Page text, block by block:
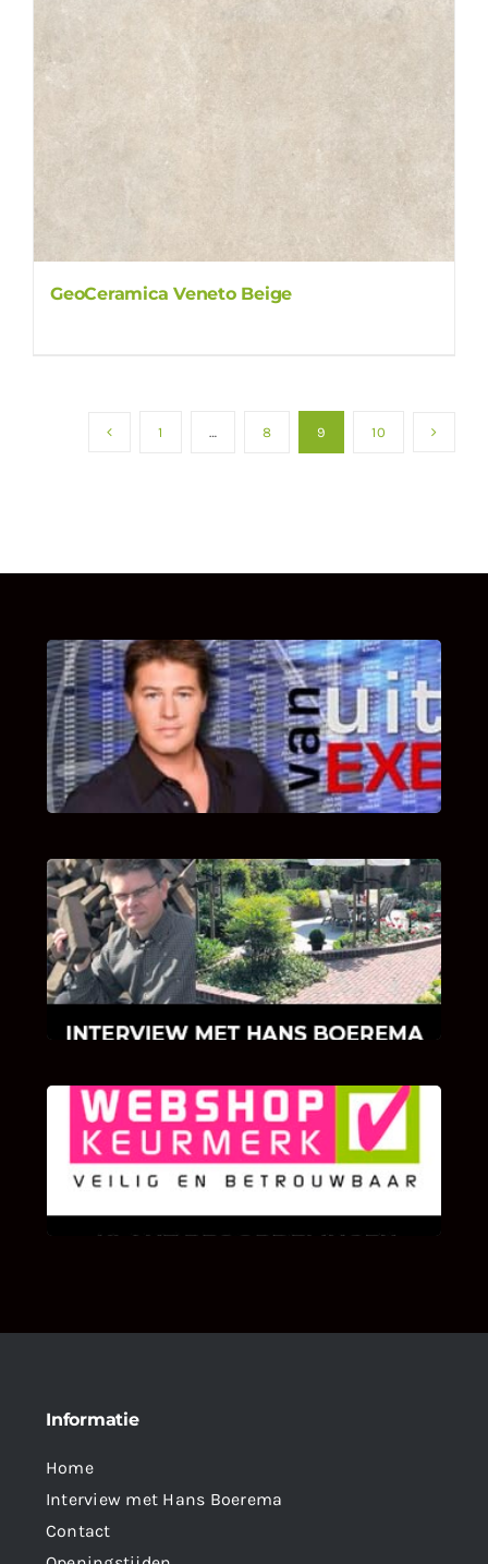
GeoCeramica Veneto Beige
1 … 8 9 10
UITSTEL VAN EXECUTIE
Bekijk hier de fragmenten van de deelname
van Bricks and Stones aan dit programma.
INTERVIEW MET HANS BOEREMA
Hoe Bricks and Stones ontstaan is en wat
Hans Boerema motiveert in de wereld van
klinkers en tegels!
KLANT BEOORDELINGEN
We zijn er zeer op gesteld om te weten wat u
als klant van ons en onze diensten vindt.
Informatie
Home
Interview met Hans Boerema
Contact